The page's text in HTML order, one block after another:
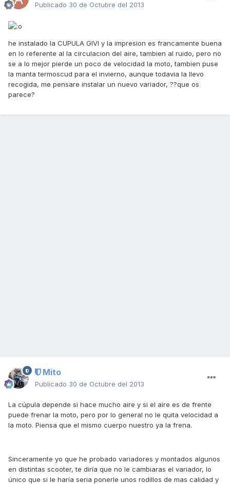
Publicado 30 de Octubre del 2013
he instalado la CUPULA GIVI y la impresion es francamente buena
en lo referente al la circulacion del aire, tambien al ruido, pero no
se a lo mejor pierde un poco de velocidad la moto, tambien puse
la manta termoscud para el invierno, aunque todavia la llevo
recogida, me pensare instalar un nuevo variador, ??que os
parece?
Mito
Publicado 30 de Octubre del 2013
La cúpula depende si hace mucho aire y si el aire es de frente
puede frenar la moto, pero por lo general no le quita velocidad a
la moto. Piensa que el mismo cuerpo nuestro ya la frena.
Sinceramente yo que he probado variadores y montados algunos
en distintas scooter, te diría que no le cambiaras el variador, lo
único que si le haría seria ponerle unos rodillos de mas calidad y